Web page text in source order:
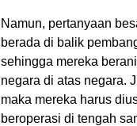
Namun, pertanyaan
berada di balik
sehingga mereka
negara di atas negara.
maka mereka harus
beroperasi di tengah